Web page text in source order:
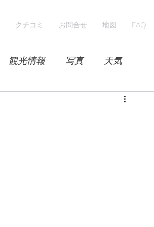
クチコミ お問合せ 地図 FAQ
観光情報 写真 天気
紅葉